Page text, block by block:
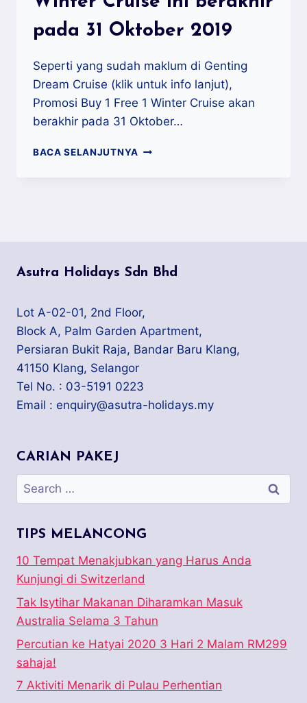
pada 31 Oktober 2019
Seperti yang sudah maklum di Genting
Dream Cruise (klik untuk info lanjut),
Promosi Buy 1 Free 1 Winter Cruise akan
berakhir pada 31 Oktober…
BACA SELANJUTNYA PROMOSI
BERAKHIR
PADA
2019
Asutra Holidays Sdn Bhd
Lot A-02-01, 2nd Floor,
Block A, Palm Garden Apartment,
Persiaran Bukit Raja, Bandar Baru Klang,
41150 Klang, Selangor
Tel No. : 03-5191 0223
Email : enquiry@asutra-holidays.my
CARIAN PAKEJ
Search
for:
TIPS MELANCONG
10 Tempat Menakjubkan yang Harus Anda
Kunjungi di Switzerland
Tak Isytihar Makanan Diharamkan Masuk
Australia Selama 3 Tahun
Percutian ke Hatyai 2020 3 Hari 2 Malam RM299
sahaja!
7 Aktiviti Menarik di Pulau Perhentian